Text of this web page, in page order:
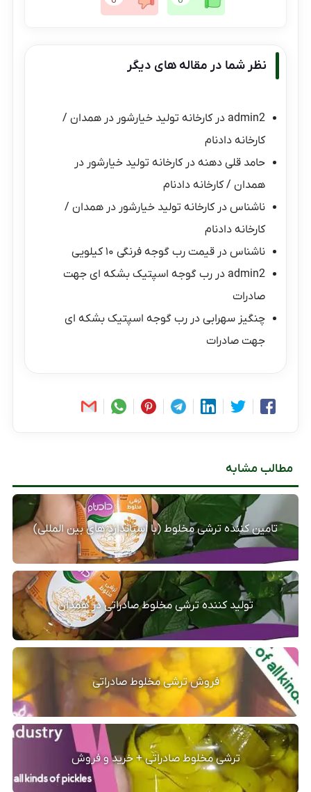
نظر شما در مقاله های دیگر
admin2 درکارخانه تولید خیارشور در همدان /
کارخانه دادنام
حامد قلی دهنه درکارخانه تولید خیارشور در
همدان / کارخانه دادنام
ناشناس درکارخانه تولید خیارشور در همدان /
کارخانه دادنام
ناشناس درقیمت رب گوجه فرنگی ۱۰ کیلویی
admin2 دررب گوجه اسپتیک بشکه ای جهت
صادرات
چنگیز سهرابی دررب گوجه اسپتیک بشکه ای
جهت صادرات
مطالب مشابه
تامین کننده ترشی مخلوط (با استاندارد های بین المللی)
تولید کننده ترشی مخلوط صادراتی در همدان
فروش ترشی مخلوط صادراتی
ترشی مخلوط صادراتی + خرید و فروش